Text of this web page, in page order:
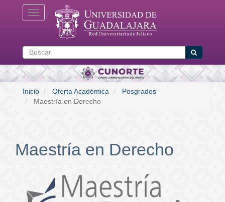
Toggle navigation
Buscar Buscar
Inicio Oferta Académica
Posgrados
Maestría en Derecho
Maestría en Derecho